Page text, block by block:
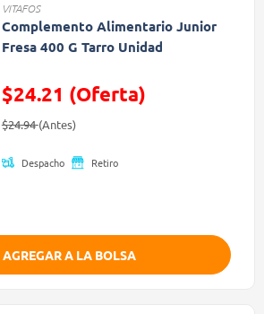
VITAFOS
Complemento Alimentario Junior
Fresa 400 G Tarro Unidad
$24.21 (Oferta)
Precio reducido de
$24.94(Antes)(Oferta)
Despacho Retiro
AGREGAR A LA BOLSA